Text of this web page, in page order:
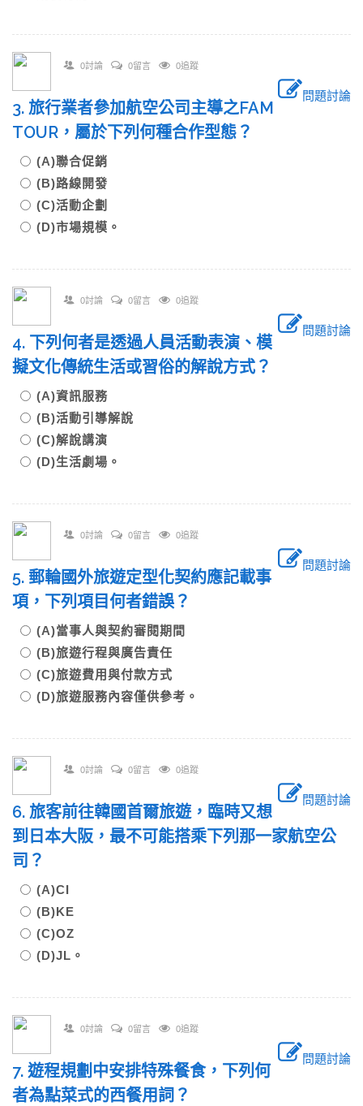
0討論 0留言 0追蹤
問題討論
3. 旅行業者參加航空公司主導之FAM
TOUR，屬於下列何種合作型態？
(A)聯合促銷
(B)路線開發
(C)活動企劃
(D)市場規模。
0討論 0留言 0追蹤
問題討論
4. 下列何者是透過人員活動表演、模
擬文化傳統生活或習俗的解說方式？
(A)資訊服務
(B)活動引導解說
(C)解說講演
(D)生活劇場。
0討論 0留言 0追蹤
問題討論
5. 郵輪國外旅遊定型化契約應記載事
項，下列項目何者錯誤？
(A)當事人與契約審閱期間
(B)旅遊行程與廣告責任
(C)旅遊費用與付款方式
(D)旅遊服務內容僅供參考。
0討論 0留言 0追蹤
問題討論
6. 旅客前往韓國首爾旅遊，臨時又想
到日本大阪，最不可能搭乘下列那一家航空公
司？
(A)CI
(B)KE
(C)OZ
(D)JL。
0討論 0留言 0追蹤
問題討論
7. 遊程規劃中安排特殊餐食，下列何
者為點菜式的西餐用詞？